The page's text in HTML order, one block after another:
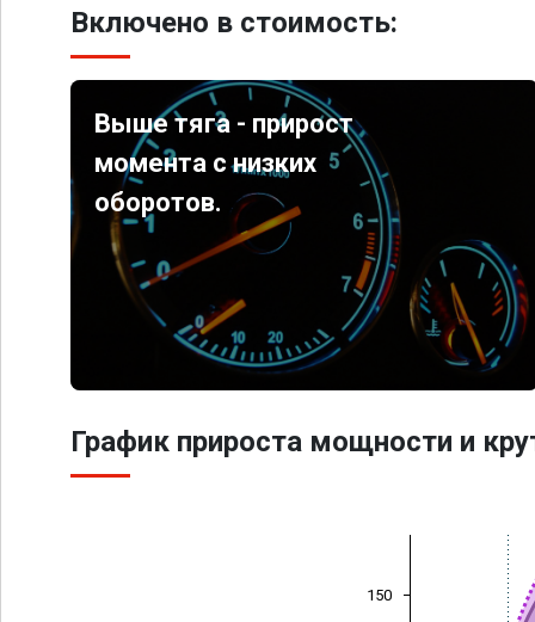
Включено в стоимость:
Выше тяга - прирост
момента с низких
оборотов.
График прироста мощности и
150